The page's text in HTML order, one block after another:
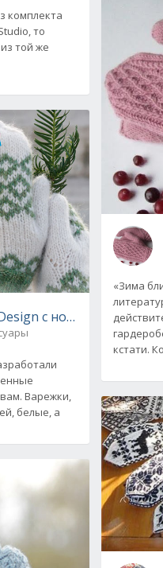
комплекта
то
той же
с норвежским
Варежки,
белые, а
«Зима
кстати.